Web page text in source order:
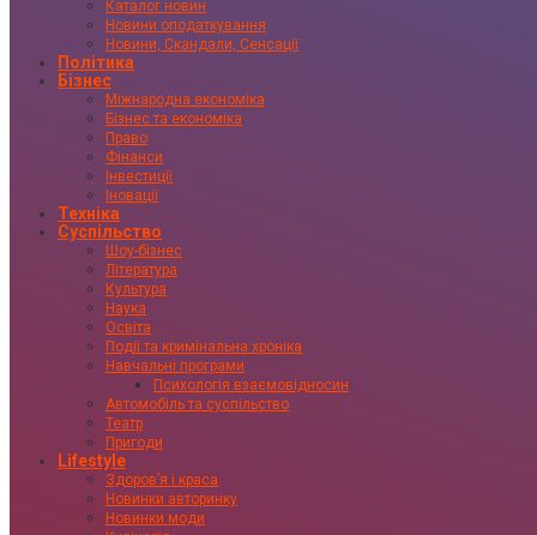
Каталог новин
Новини оподаткування
Новини, Скандали, Сенсації
Політика
Бізнес
Міжнародна економіка
Бізнес та економіка
Право
Фінанси
Інвестиції
Іновації
Техніка
Суспільство
Шоу-бізнес
Література
Культура
Наука
Освіта
Події та кримінальна хроніка
Навчальні програми
Психологія взаємовідносин
Автомобіль та суспільство
Театр
Пригоди
Lifestyle
Здоровʼя і краса
Новинки авторинку
Новинки моди